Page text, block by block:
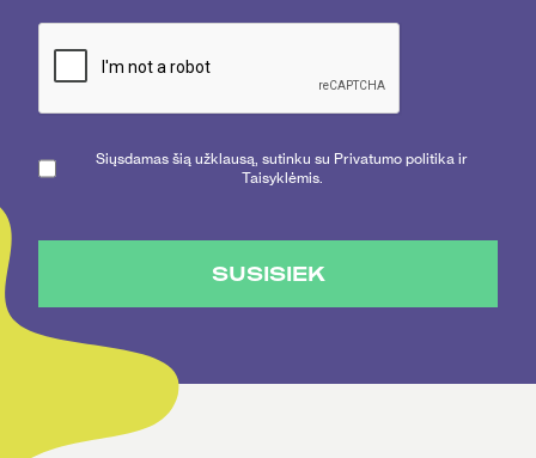
Siųsdamas šią užklausą, sutinku su Privatumo politika ir
Taisyklėmis.
SUSISIEK